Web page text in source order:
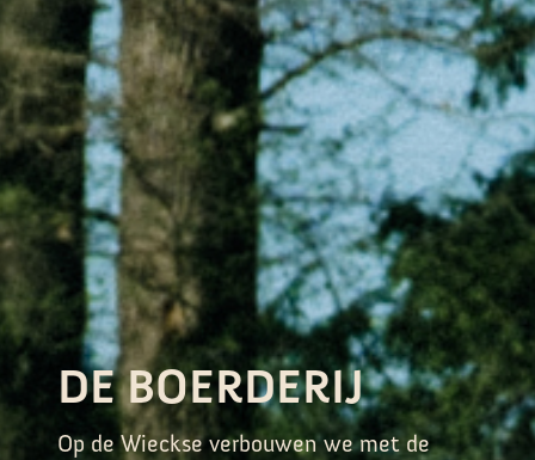
DE BOERDERIJ
Op de Wieckse verbouwen we met de